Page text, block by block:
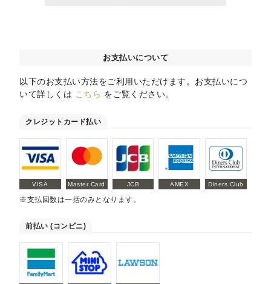
お支払いについて
以下のお支払い方法をご利用いただけます。お支払いにつ
いて詳しくは こちら をご覧ください。
クレジットカード払い
VISA Master Card JCB AMEX Diners Club
※支払回数は一括のみとなります。
前払い (コンビニ)